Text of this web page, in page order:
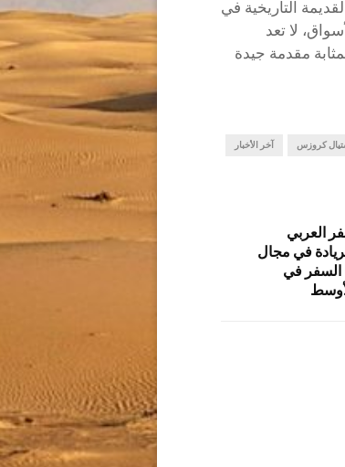
التاريخية في
لا تعد
مقدمة جيدة
آخر الأخبار كروزس
العربي
الريادة في مجال
السفر في